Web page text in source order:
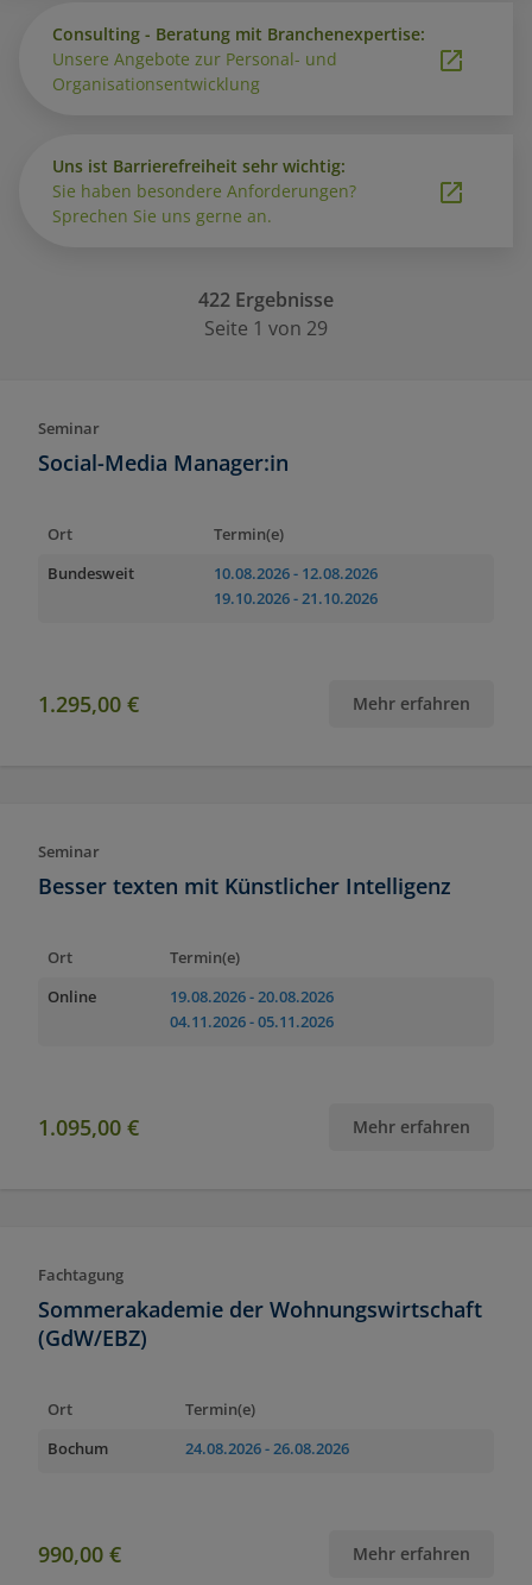
Consulting - Beratung mit Branchenexpertise:
Unsere Angebote zur Personal- und
Organisationsentwicklung
Uns ist Barrierefreiheit sehr wichtig:
Sie haben besondere Anforderungen?
Sprechen Sie uns gerne an.
422 Ergebnisse
Seite 1 von 29
Seminar
Social-Media Manager:in
Ort
Termin(e)
Bundesweit
10.08.2026- 12.08.2026
19.10.2026- 21.10.2026
1.295,00 € Mehr erfahren
Seminar
Besser texten mit Künstlicher Intelligenz
Ort
Termin(e)
Online
19.08.2026- 20.08.2026
04.11.2026- 05.11.2026
1.095,00 € Mehr erfahren
Fachtagung
Sommerakademie der Wohnungswirtschaft
(GdW/EBZ)
Ort
Termin(e)
Bochum
24.08.2026- 26.08.2026
990,00 € Mehr erfahren